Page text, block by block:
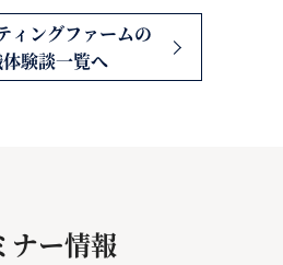
ィングファームの
験談一覧へ
ナー情報